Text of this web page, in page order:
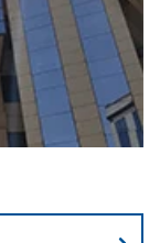
ダウンロード
お問い合わせ